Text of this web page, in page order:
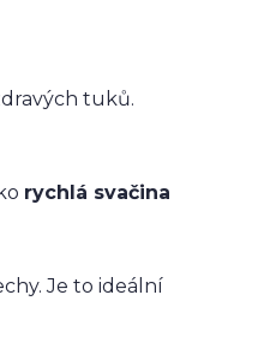
tuků.
rychlá svačina
Je to ideální